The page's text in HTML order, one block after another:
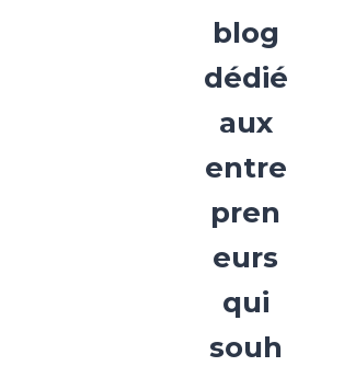
blog
dédié
aux
entre
pren
eurs
qui
souh